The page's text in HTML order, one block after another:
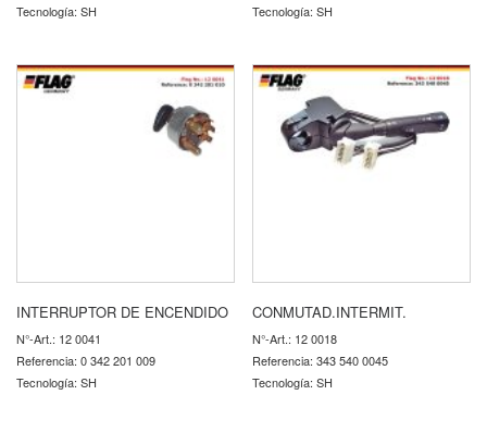
Tecnología: SH
Tecnología: SH
INTERRUPTOR DE ENCENDIDO
N°-Art.: 12 0041
Referencia: 0 342 201 009
Tecnología: SH
CONMUTAD.INTERMIT.
N°-Art.: 12 0018
Referencia: 343 540 0045
Tecnología: SH